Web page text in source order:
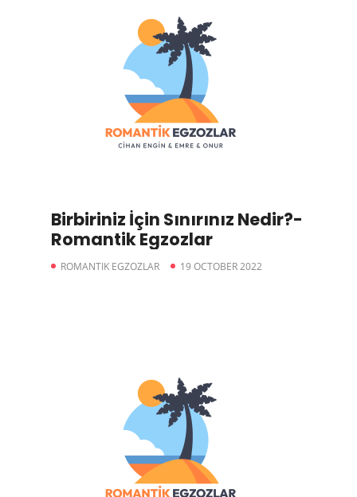
Birbiriniz İçin Sınırınız Nedir?-
Romantik Egzozlar
ROMANTIK EGZOZLAR 19 OCTOBER 2022